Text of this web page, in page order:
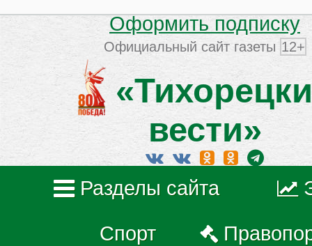
Оформить подписку
Официальный сайт газеты 12+
вести»
Разделы сайта
Спорт